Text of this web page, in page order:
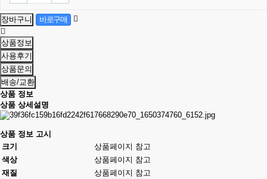
상품정보
사용후기
상품문의
배송/교환
상품 정보
상품 상세설명
상품 정보 고시
크기
상품페이지 참고
색상
상품페이지 참고
재질
상품페이지 참고